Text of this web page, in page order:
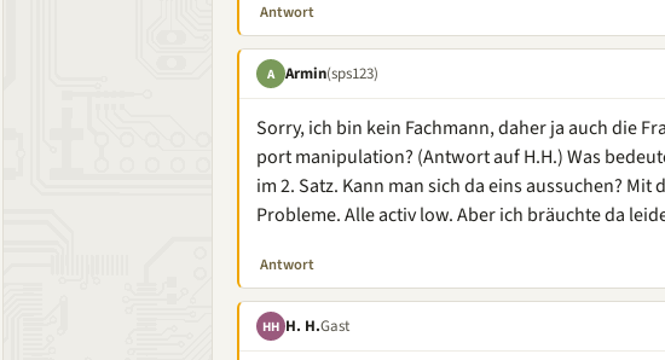
Antwort
A Armin(sps123)
Sorry, ich bin kein Fachmann, daher ja auch die
port manipulation? (Antwort auf H.H.) Was
im 2. Satz. Kann man sich da eins aussuchen?
Probleme. Alle activ low. Aber ich bräuchte da
Antwort
HH H. H.Gast